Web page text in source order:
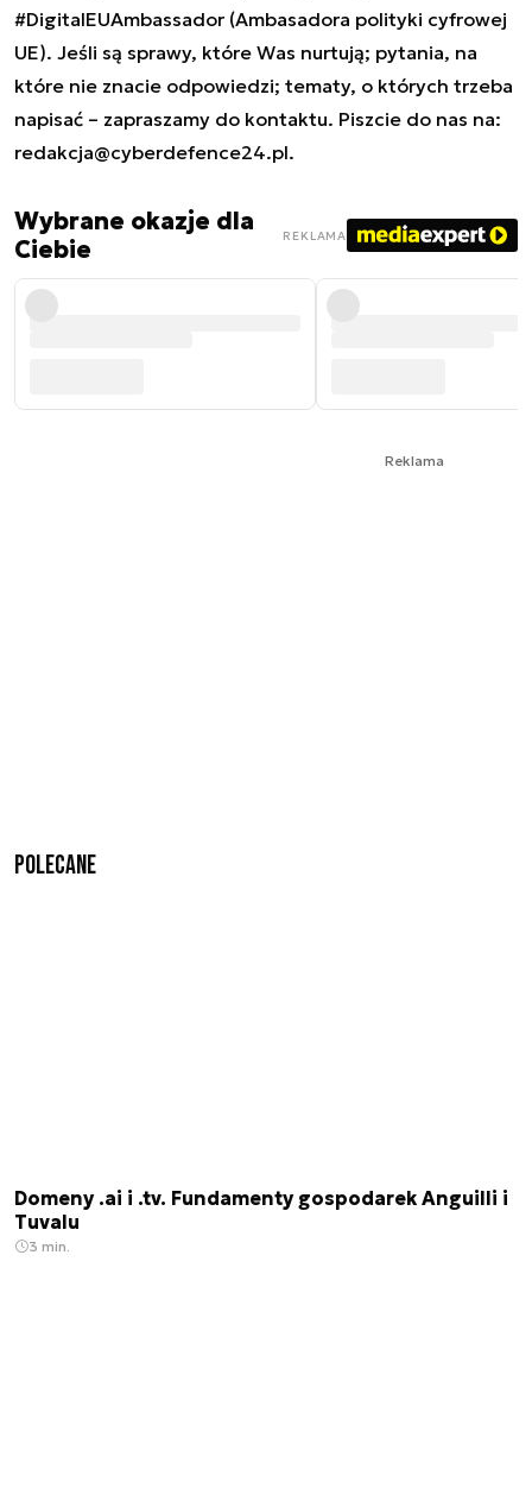
#DigitalEUAmbassador (Ambasadora polityki cyfrowej
UE). Jeśli są sprawy, które Was nurtują; pytania, na
które nie znacie odpowiedzi; tematy, o których trzeba
napisać – zapraszamy do kontaktu. Piszcie do nas na:
redakcja@cyberdefence24.pl.
Wybrane okazje dla
Ciebie
REKLAMA
Reklama
Polecane
Domeny .ai i .tv. Fundamenty gospodarek Anguilli i
Tuvalu
3 min.